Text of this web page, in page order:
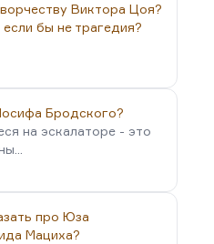
Виктора Цоя?
бы не трагедия?
Бродского?
на эскалаторе - это
про Юза
Мациха?